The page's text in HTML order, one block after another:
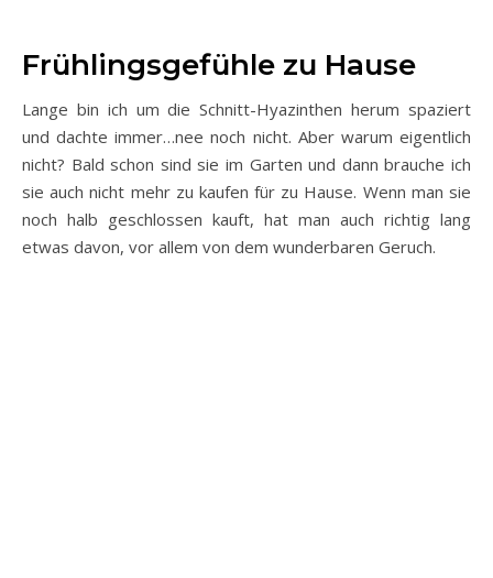
Frühlingsgefühle zu Hause
Lange bin ich um die Schnitt-Hyazinthen herum spaziert
und dachte immer…nee noch nicht. Aber warum eigentlich
nicht? Bald schon sind sie im Garten und dann brauche ich
sie auch nicht mehr zu kaufen für zu Hause. Wenn man sie
noch halb geschlossen kauft, hat man auch richtig lang
etwas davon, vor allem von dem wunderbaren Geruch.